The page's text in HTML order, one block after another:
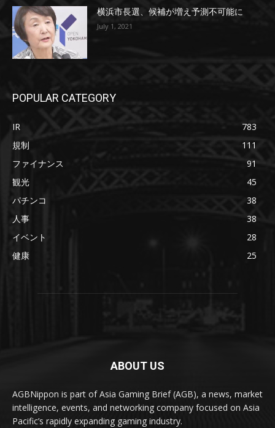
横浜市長選、候補が増え予測不可能に
July 1, 2021
POPULAR CATEGORY
IR
783
規制
111
ファイナンス
91
観光
45
パチンコ
38
人事
38
イベント
28
健康
25
ABOUT US
AGBNippon is part of Asia Gaming Brief (AGB), a news, market
intelligence, events, and networking company focused on Asia
Pacific’s rapidly expanding gaming industry.